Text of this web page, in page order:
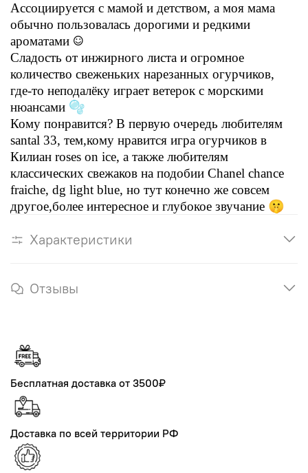
Ассоциируется с мамой и детством, а моя мама
обычно пользовалась дорогими и редкими
ароматами ☺️
Сладость от инжирного листа и огромное
количество свеженьких нарезанных огурчиков,
где-то неподалёку играет ветерок с морскими
нюансами 🫧
Кому понравится? В первую очередь любителям
santal 33, тем,кому нравится игра огурчиков в
Килиан roses on ice, а также любителям
классических свежаков на подобии Chanel chance
fraiche, dg light blue, но тут конечно же совсем
другое,более интересное и глубокое звучание 🤫
Характеристики
Отзывы
Бесплатная доставка от 3500₽
Доставка по всей территории РФ